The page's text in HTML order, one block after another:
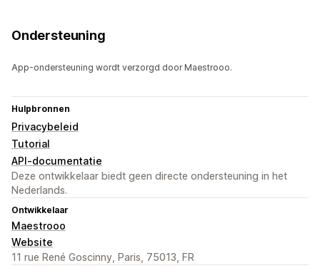
Ondersteuning
App-ondersteuning wordt verzorgd door Maestrooo.
Hulpbronnen
Privacybeleid
Tutorial
API-documentatie
Deze ontwikkelaar biedt geen directe ondersteuning in het
Nederlands.
Ontwikkelaar
Maestrooo
Website
11 rue René Goscinny, Paris, 75013, FR